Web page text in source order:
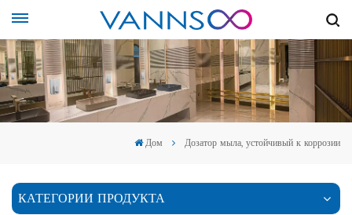
Дом Дозатор мыла, устойчивый к коррозии
КАТЕГОРИИ ПРОДУКТА